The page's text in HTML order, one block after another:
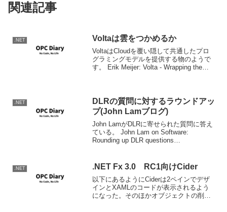
関連記事
.NET Voltaは雲をつかめるか
VoltaはCloudを覆い隠して共通したプロ
グラミングモデルを提供する物のようで
す。 Erik Meijer: Volta - Wrapping the
.NET
DLRの質問に対するラウンドアッ
プ(John Lamブログ)
John LamがDLRに寄せられた質問に答え
ている。 John Lam on Software:
Rounding up DLR questions
.NET .NET Fx 3.0 RC1向けCider
以下にあるようにCiderは2ペインでデザ
インとXAMLのコードが表示されるよう
になった。そのほかオブジェクトの削